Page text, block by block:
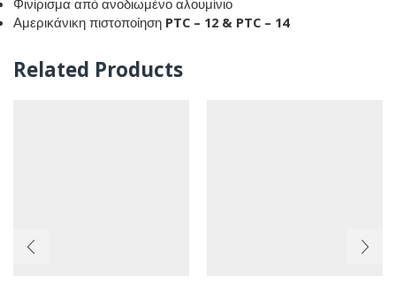
Φινίρισμα από ανοδιωμένο αλουμίνιο
Αμερικάνικη πιστοποίηση PTC – 12 & PTC – 14
Related Products